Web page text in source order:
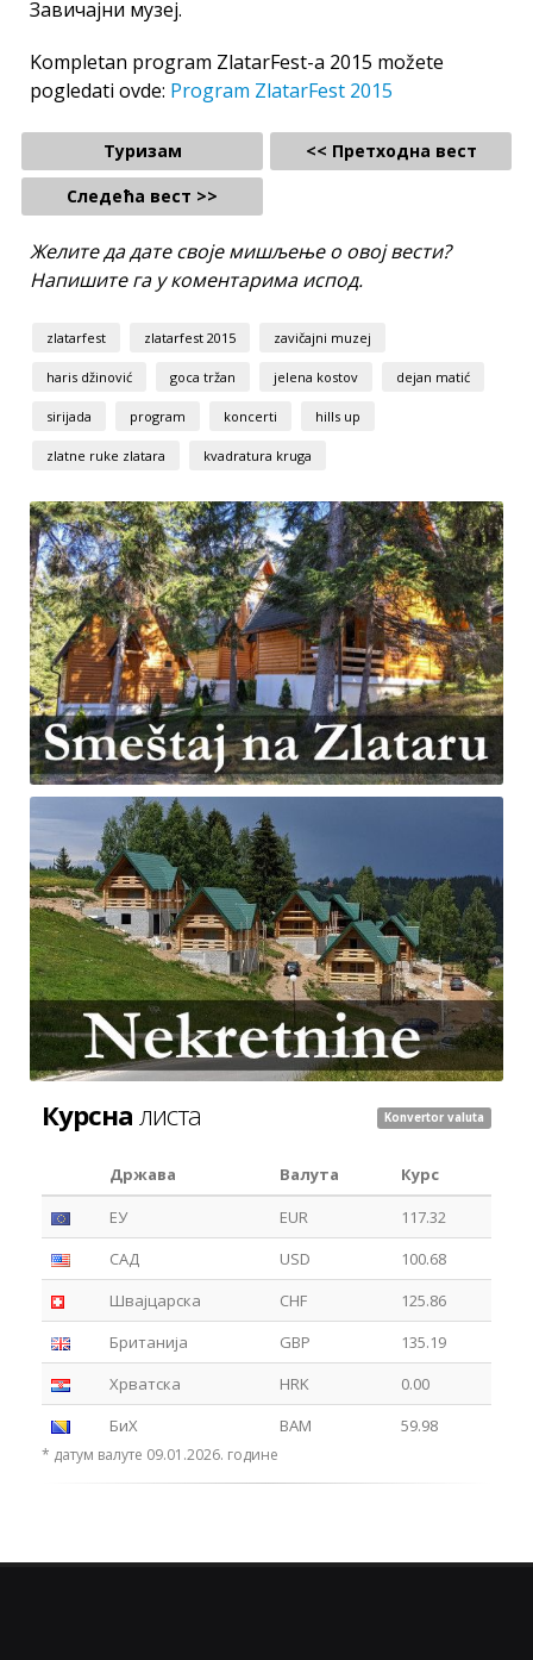
Завичајни музеј.
Kompletan program ZlatarFest-a 2015 možete
pogledati ovde: Program ZlatarFest 2015
Туризам
<< Претходна вест
Следећа вест >>
Желите да дате своје мишљење о овој вести?
Напишите га у коментарима испод.
zlatarfest zlatarfest 2015 zavičajni muzej
haris džinović goca tržan jelena kostov dejan matić
sirijada program koncerti hills up
zlatne ruke zlatara kvadratura kruga
Курсна листа Konvertor valuta
Држава Валута
Курс
ЕУ
EUR
117.32
САД
USD
100.68
Швајцарска
CHF
125.86
Британија
GBP
135.19
Хрватска
HRK
0.00
БиХ
BAM 59.98
* датум валуте 09.01.2026. године